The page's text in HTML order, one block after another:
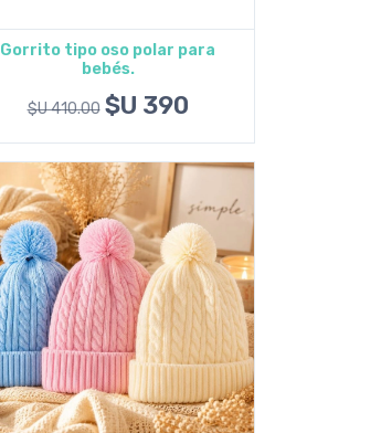
Agregar al carrito
Gorrito tipo oso polar para
bebés.
$U 410.00 $U 390